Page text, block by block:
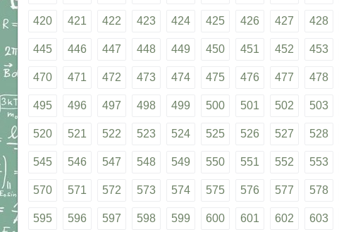
420 421 422 423 424 425 426 427 428
445 446 447 448 449 450 451 452 453
470 471 472 473 474 475 476 477 478
495 496 497 498 499 500 501 502 503
520 521 522 523 524 525 526 527 528
545 546 547 548 549 550 551 552 553
570 571 572 573 574 575 576 577 578
595 596 597 598 599 600 601 602 603